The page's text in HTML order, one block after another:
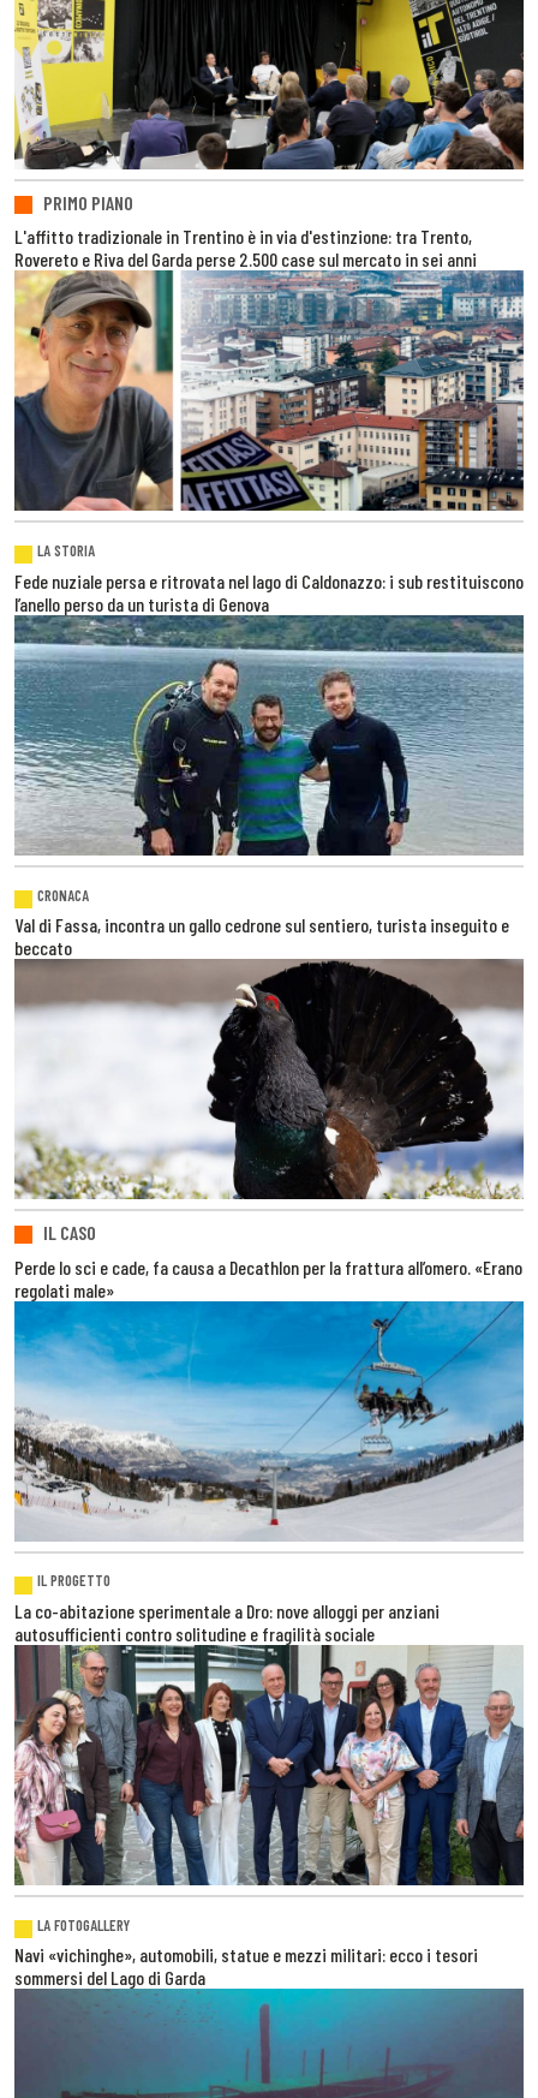
PRIMO PIANO
L'affitto tradizionale in Trentino è in via d'estinzione: tra Trento,
Rovereto e Riva del Garda perse 2.500 case sul mercato in sei anni
LA STORIA
Fede nuziale persa e ritrovata nel lago di Caldonazzo: i sub restituiscono
l’anello perso da un turista di Genova
CRONACA
Val di Fassa, incontra un gallo cedrone sul sentiero, turista inseguito e
beccato
IL CASO
Perde lo sci e cade, fa causa a Decathlon per la frattura all’omero. «Erano
regolati male»
IL PROGETTO
La co-abitazione sperimentale a Dro: nove alloggi per anziani
autosufficienti contro solitudine e fragilità sociale
LA FOTOGALLERY
Navi «vichinghe», automobili, statue e mezzi militari: ecco i tesori
sommersi del Lago di Garda